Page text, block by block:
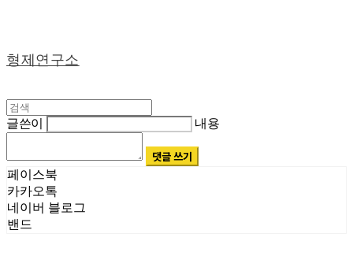
형제연구소
글쓴이 내용
댓글 쓰기
페이스북
카카오톡
네이버 블로그
밴드